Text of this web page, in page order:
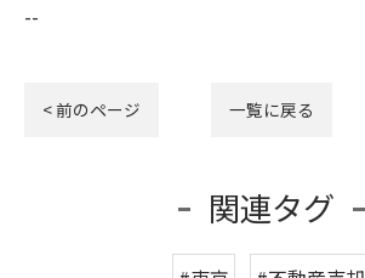
--
< 前のページ 一覧に戻る
関連タグ